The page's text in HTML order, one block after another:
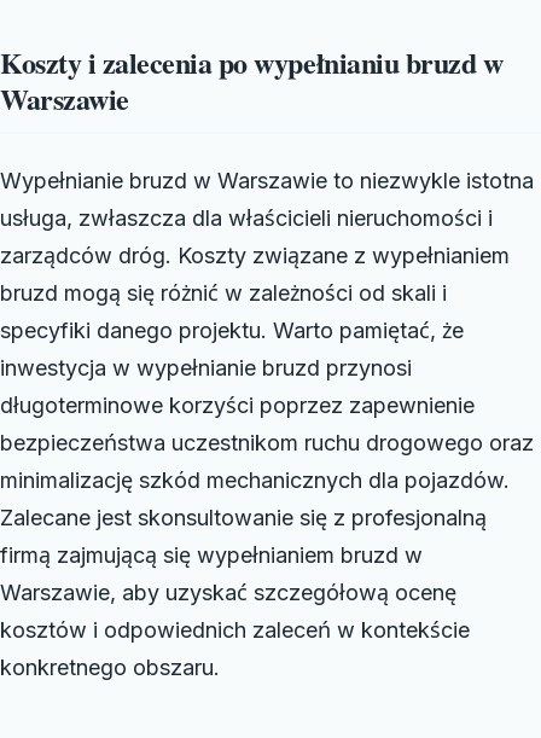
Koszty i zalecenia po wypełnianiu bruzd w
Warszawie
Wypełnianie bruzd w Warszawie to niezwykle istotna
usługa, zwłaszcza dla właścicieli nieruchomości i
zarządców dróg. Koszty związane z wypełnianiem
bruzd mogą się różnić w zależności od skali i
specyfiki danego projektu. Warto pamiętać, że
inwestycja w wypełnianie bruzd przynosi
długoterminowe korzyści poprzez zapewnienie
bezpieczeństwa uczestnikom ruchu drogowego oraz
minimalizację szkód mechanicznych dla pojazdów.
Zalecane jest skonsultowanie się z profesjonalną
firmą zajmującą się wypełnianiem bruzd w
Warszawie, aby uzyskać szczegółową ocenę
kosztów i odpowiednich zaleceń w kontekście
konkretnego obszaru.